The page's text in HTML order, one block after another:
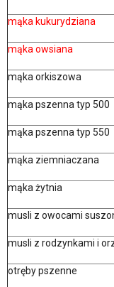
mąka kukurydziana
mąka owsiana
mąka orkiszowa
mąka pszenna typ 500
mąka pszenna typ 550
mąka ziemniaczana
mąka żytnia
musli z owocami
musli z rodzynkami i
otręby pszenne